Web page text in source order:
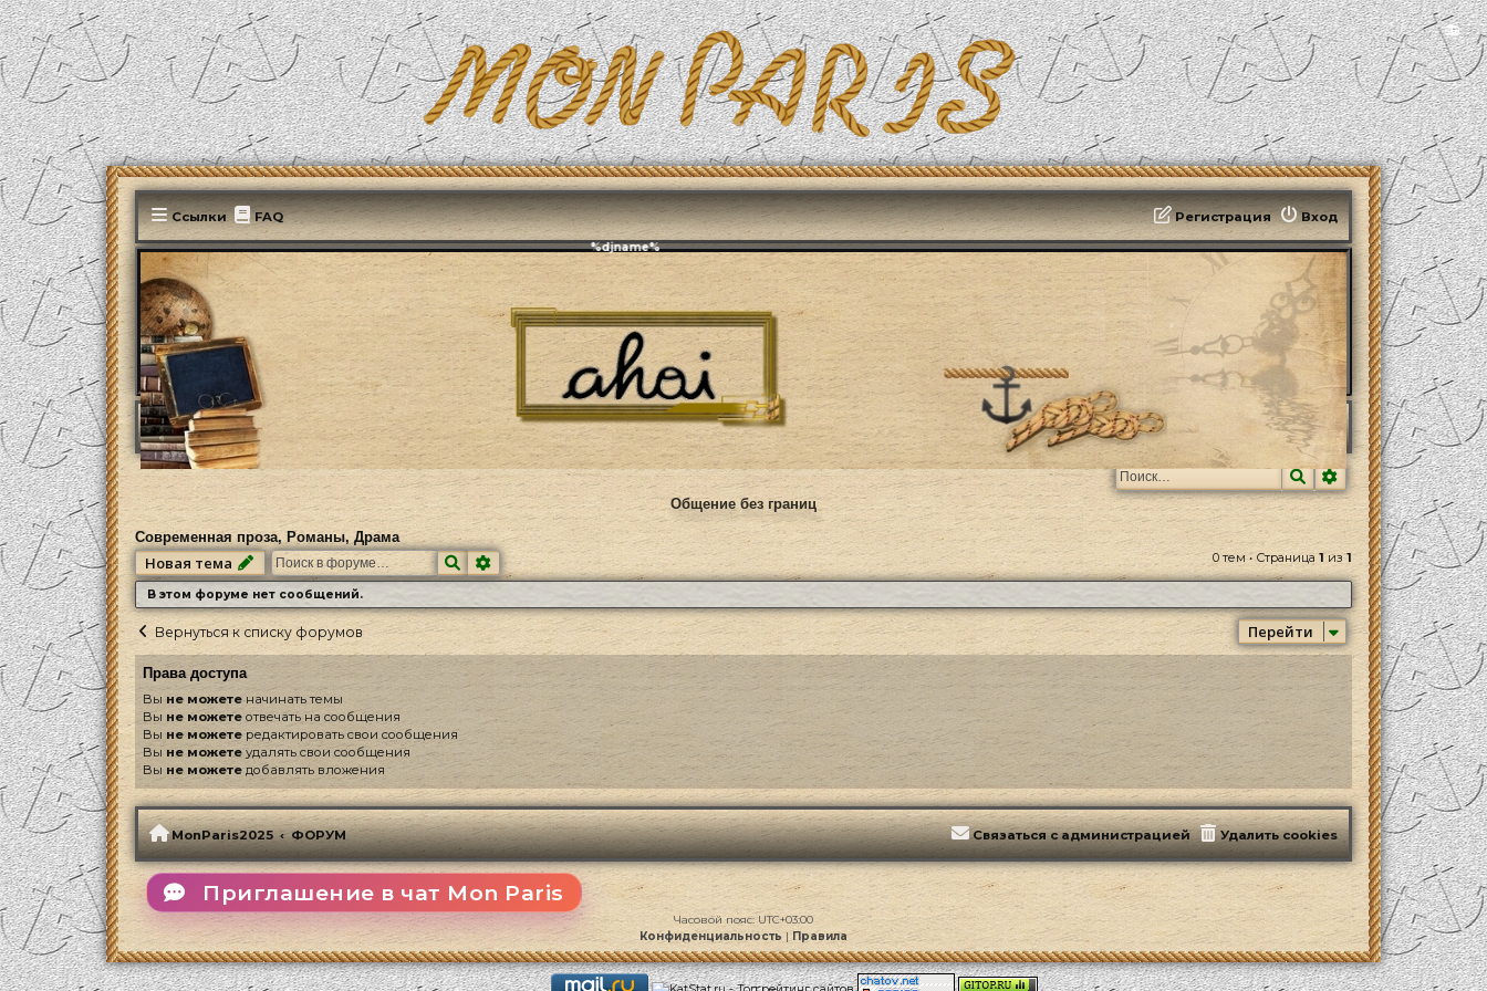
📻
Ссылки FAQ Вход
Регистрация
Эфирит: ♫ %djname%
MonParis2025 ФОРУМ Культура Литература Современная проза, Романы, Драма
ПоискРасширенный
Общение без границ
Современная проза, Романы, Драма
Новая тема ПоискРасширенный поиск 0 тем • Страница 1из1
В этом форуме нет сообщений.
Вернуться к списку форумов Перейти
Права доступа
Выне можете начинать темы
Вы не можете отвечать на сообщения
Вы не можетередактировать свои сообщения
Вы не можетеудалять свои сообщения
Вы не можетедобавлять вложения
MonParis2025 ФОРУМ Удалить cookies
Связаться с администрацией
Приглашение в чат Mon Paris
Часовой пояс:UTC+03:00
Конфиденциальность |Правила